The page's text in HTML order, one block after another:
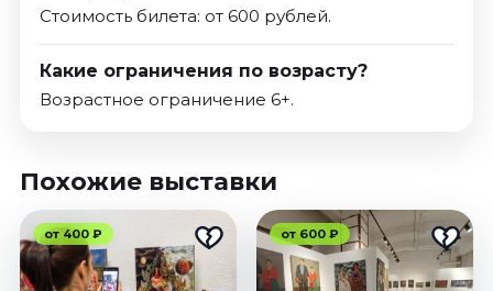
Стоимость билета: от 600 рублей.
Какие ограничения по возрасту?
Возрастное ограничение 6+.
Похожие выставки
от 400 ₽ от 600 ₽